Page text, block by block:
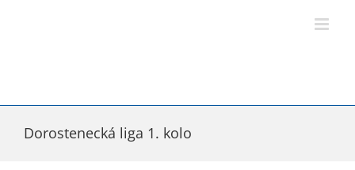
Dorostenecká liga 1. kolo